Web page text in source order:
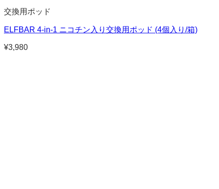
交換用ポッド
ELFBAR 4-in-1 ニコチン入り交換用ポッド (4個入り/箱)
¥3,980